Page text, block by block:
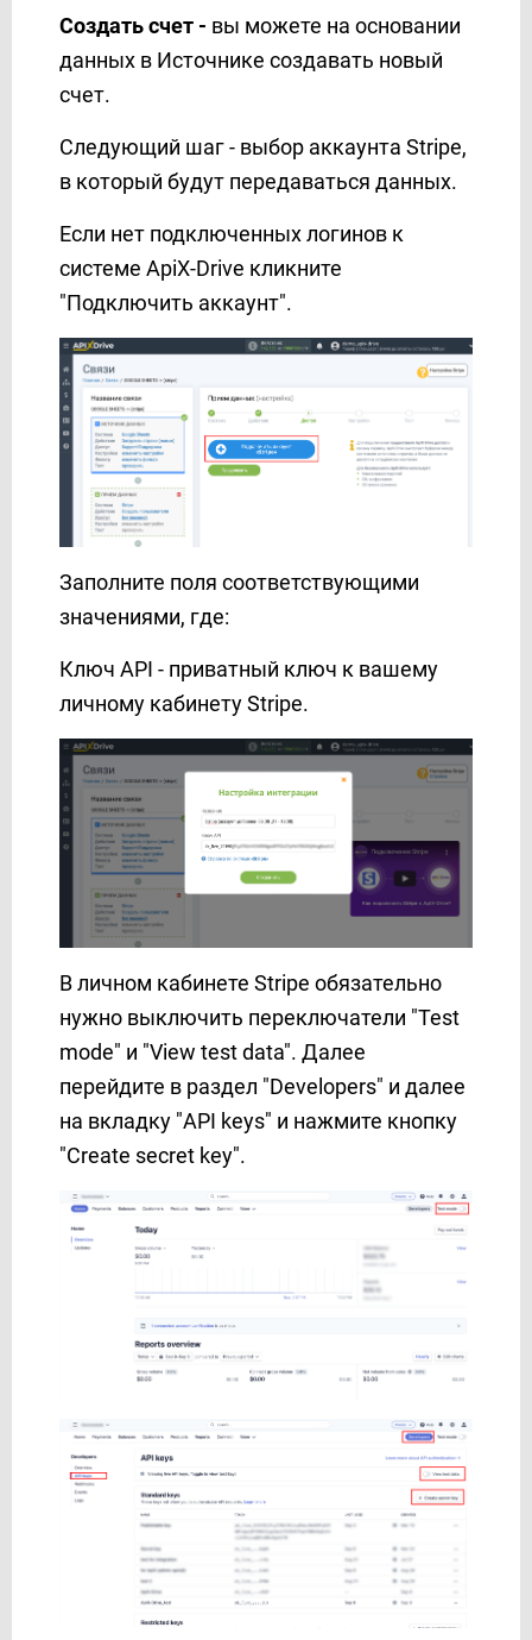
MeisterTask
Messaggio (контакты)
Messaggio (рассылка)
Microsoft Dynamics 365
Microsoft Outlook
Mobile Text Alerts
Mobiniti
Mobizon
Monday.com
MoonMail
Moosend
MSG91
Multitexter
MySQL
OLX
Omnicell
Omnisend
OneBox
Ontraport
Opencart
PDL-profit
PeopleForce
Pipedrive
Platformly
Portmone
PostgreSQL
PrestaShop
Prom
ProveSource
Resend
RO App
Sakari
SalesDrive
Sempico Solutions
SendFox
SendGrid
Sendlane
Создать счет - вы можете на основании
данных в Источнике создавать новый
счет.
Следующий шаг - выбор аккаунта Stripe,
в который будут передаваться данных.
Если нет подключенных логинов к
системе ApiX-Drive кликните
"Подключить аккаунт".
Заполните поля соответствующими
значениями, где:
Ключ API - приватный ключ к вашему
личному кабинету Stripe.
В личном кабинете Stripe обязательно
нужно выключить переключатели "Test
mode" и "View test data". Далее
перейдите в раздел "Developers" и далее
на вкладку "API keys" и нажмите кнопку
"Create secret key".